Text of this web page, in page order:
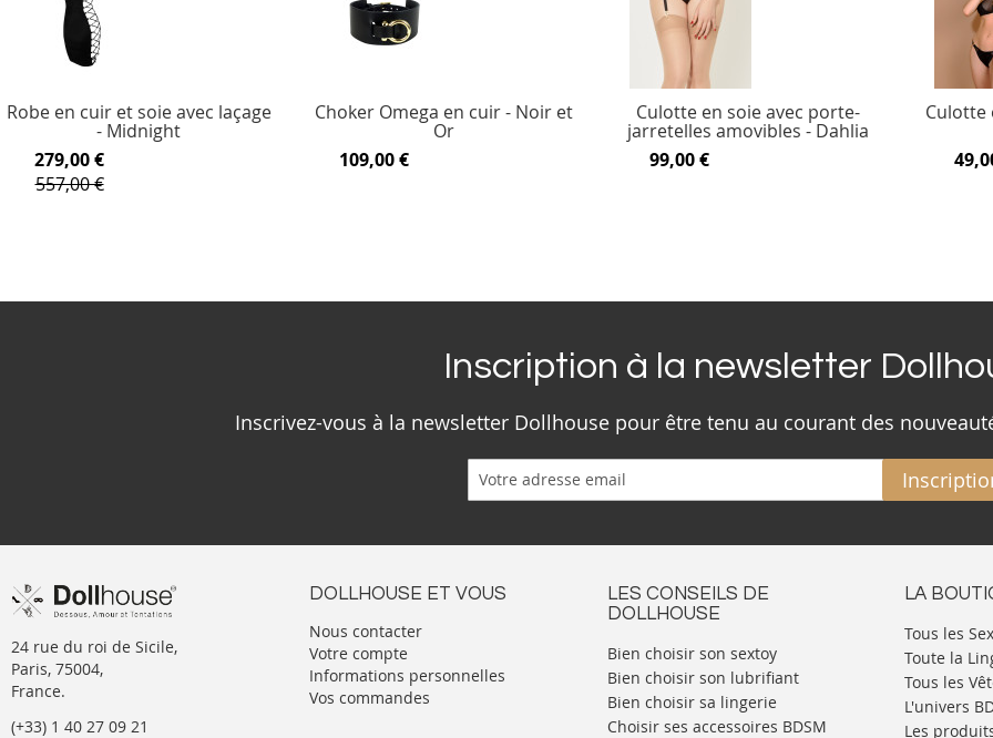
Robe en cuir et soie avec laçage
- Midnight
279,00 €
557,00 €
Choker Omega en cuir - Noir et
Or
109,00 €
Culotte en soie avec porte-
jarretelles amovibles - Dahlia
99,00 €
Culotte
Inscription à la newsletter
Inscrivez-vous à la newsletter Dollhouse pour être tenu au courant des
24 rue du roi de Sicile,
Paris, 75004,
France.
(+33) 1 40 27 09 21
DOLLHOUSE ET VOUS
Nous contacter
Votre compte
Informations personnelles
Vos commandes
LES CONSEILS DE
DOLLHOUSE
Bien choisir son sextoy
Bien choisir son lubrifiant
Bien choisir sa lingerie
Choisir ses accessoires BDSM
LA
Tous les
Toute la
Tous les
L'univers
Les